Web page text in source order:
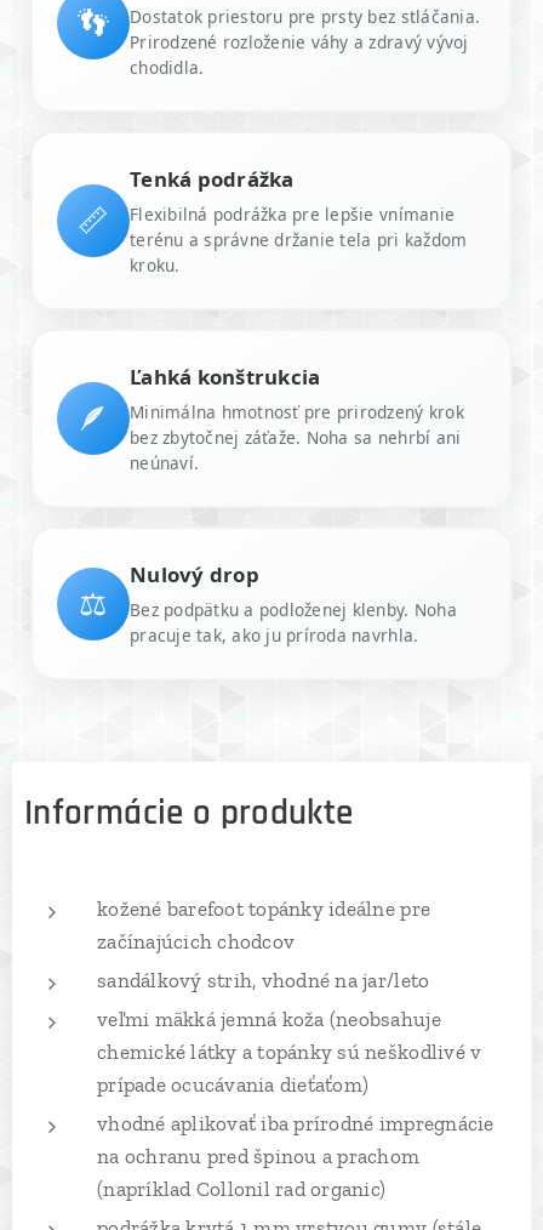
👣
Dostatok priestoru pre prsty bez stláčania.
Prirodzené rozloženie váhy a zdravý vývoj
chodidla.
📏
Tenká podrážka
Flexibilná podrážka pre lepšie vnímanie
terénu a správne držanie tela pri každom
kroku.
🪶
Ľahká konštrukcia
Minimálna hmotnosť pre prirodzený krok
bez zbytočnej záťaže. Noha sa nehrbí ani
neúnaví.
⚖️
Nulový drop
Bez podpätku a podloženej klenby. Noha
pracuje tak, ako ju príroda navrhla.
Informácie o produkte
kožené barefoot topánky ideálne pre
začínajúcich chodcov
sandálkový strih, vhodné na jar/leto
veľmi mäkká jemná koža (neobsahuje
chemické látky a topánky sú neškodlivé v
prípade ocucávania dieťaťom)
vhodné aplikovať iba prírodné impregnácie
na ochranu pred špinou a prachom
(napríklad Collonil rad organic)